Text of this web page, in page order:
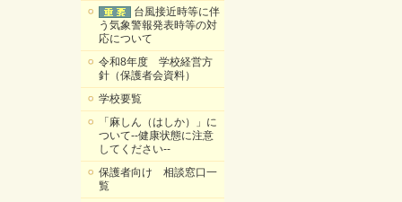
台風接近時等に伴
う気象警報発表時等の対
応について
令和8年度 学校経営方
針（保護者会資料）
学校要覧
「麻しん（はしか）」に
ついて--健康状態に注意
してください--
保護者向け 相談窓口一
覧